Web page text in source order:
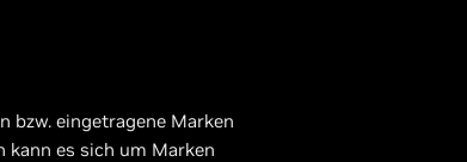
bzw. eingetragene Marken
kann es sich um Marken